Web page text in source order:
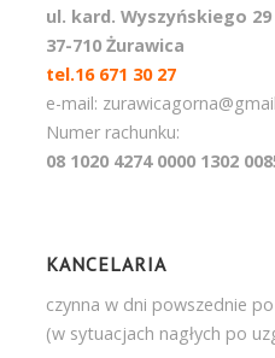
ul. kard. Wyszyńskiego 29
37-710 Żurawica
tel.16 671 30 27
e-mail:
Numer rachunku:
08 1020 4274 0000 1302
KANCELARIA
czynna w dni powszednie
(w sytuacjach nagłych po